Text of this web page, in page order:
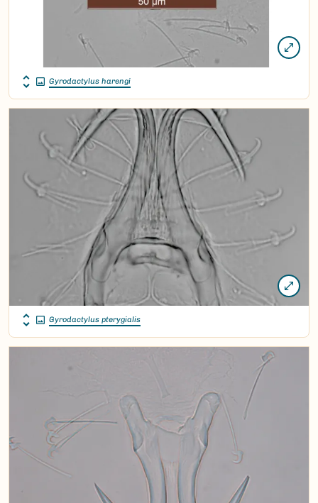
Gyrodactylus harengi
Gyrodactylus pterygialis